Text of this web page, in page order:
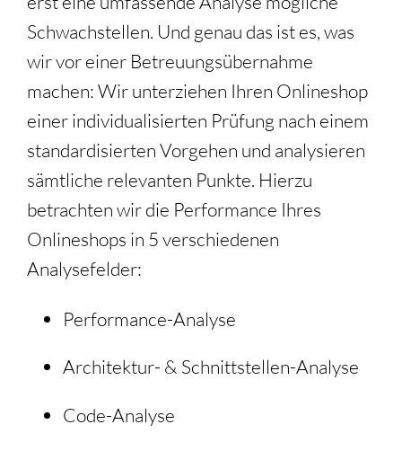
Schwachstellen. Und genau das ist es, was
wir vor einer Betreuungsübernahme
machen: Wir unterziehen Ihren Onlineshop
einer individualisierten Prüfung nach einem
standardisierten Vorgehen und analysieren
sämtliche relevanten Punkte. Hierzu
betrachten wir die Performance Ihres
Onlineshops in 5 verschiedenen
Analysefelder:
Performance-Analyse
Architektur- & Schnittstellen-Analyse
Code-Analyse